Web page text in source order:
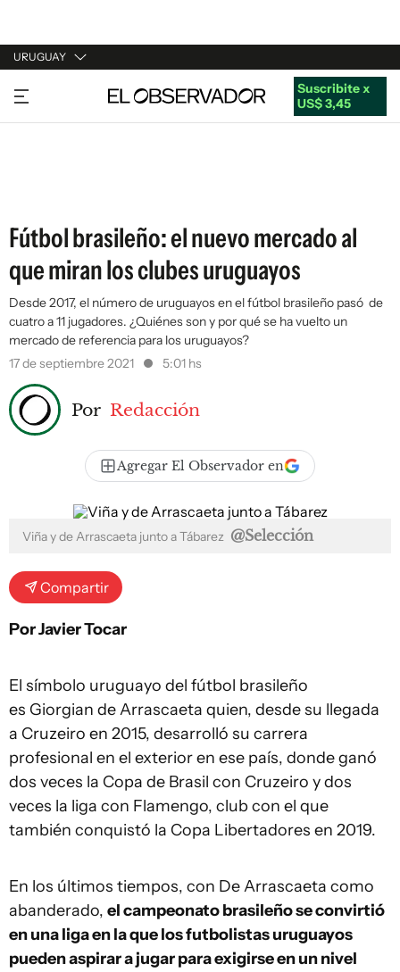
URUGUAY
URUGUAY
ARGENTINA
Suscribite x
US$ 3,45
Fútbol brasileño: el nuevo mercado al
que miran los clubes uruguayos
Desde 2017, el número de uruguayos en el fútbol brasileño pasó de
cuatro a 11 jugadores. ¿Quiénes son y por qué se ha vuelto un
mercado de referencia para los uruguayos?
17 de septiembre 2021
5:01 hs
Por Redacción
Agregar El Observador en
Viña y de Arrascaeta junto a Tábarez @Selección
Compartir
Por Javier Tocar
El símbolo uruguayo del fútbol brasileño
es Giorgian de Arrascaeta quien, desde su llegada
a Cruzeiro en 2015, desarrolló su carrera
profesional en el exterior en ese país, donde ganó
dos veces la Copa de Brasil con Cruzeiro y dos
veces la liga con Flamengo, club con el que
también conquistó la Copa Libertadores en 2019.
En los últimos tiempos, con De Arrascaeta como
abanderado, el campeonato brasileño se convirtió
en una liga en la que los futbolistas uruguayos
pueden aspirar a jugar para exigirse en un nivel